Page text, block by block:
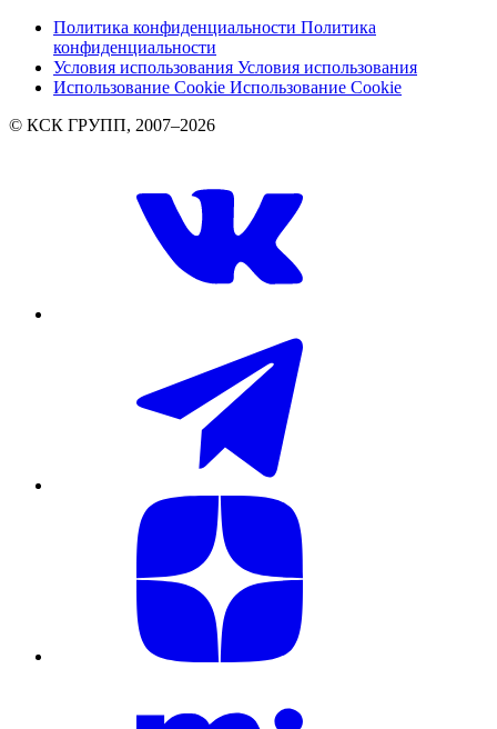
Политика конфиденциальности Политика
конфиденциальности
Условия использования Условия использования
Использование Cookie Использование Cookie
© КСК ГРУПП, 2007–2026